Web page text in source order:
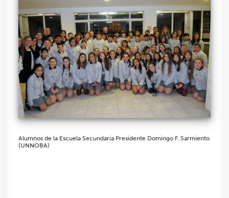
Alumnos de la Escuela Secundaria Presidente Domingo F. Sarmiento
(UNNOBA)